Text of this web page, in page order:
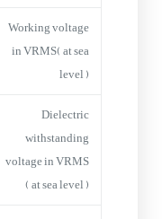
Working voltage
in VRMS( at sea
level )
Dielectric
withstanding
voltage in VRMS
( at sea level )